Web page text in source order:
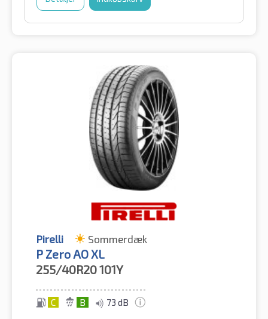
Pirelli Sommerdæk
P Zero AO XL
255/40R20101Y
C B 73 dB